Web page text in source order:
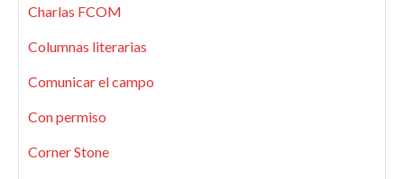
Charlas FCOM
Columnas literarias
Comunicar el campo
Con permiso
Corner Stone